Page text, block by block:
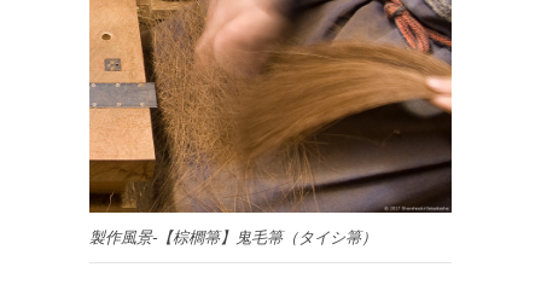
製作風景-【棕櫚箒】鬼毛箒（タイシ箒）